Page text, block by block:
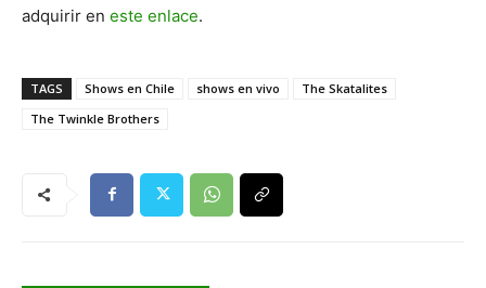
adquirir en este enlace.
TAGS Shows en Chile shows en vivo
The Skatalites
The Twinkle Brothers